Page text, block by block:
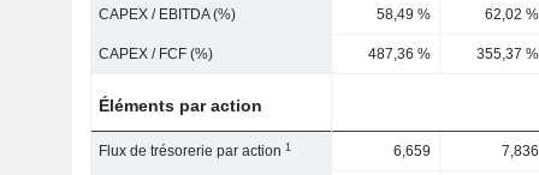
CAPEX / EBITDA (%) 58,49 % 62,02 %
CAPEX / FCF (%) 487,36 % 355,37 %
Éléments par action
Flux de trésorerie par action1 6,659 7,836